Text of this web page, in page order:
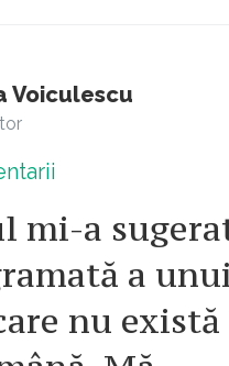
Voiculescu
mi-a
a
nu